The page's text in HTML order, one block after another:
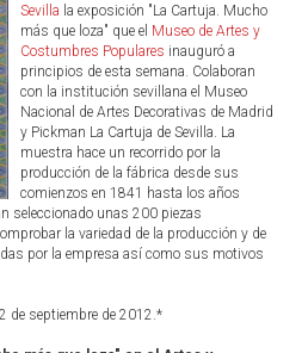
Sevilla la exposición "La Cartuja. Mucho
más que loza" que el Museo de Artes y
Costumbres Populares inauguró a
principios de esta semana. Colaboran
con la institución sevillana el Museo
Nacional de Artes Decorativas de Madrid
y Pickman La Cartuja de Sevilla. La
muestra hace un recorrido por la
producción de la fábrica desde sus
comienzos en 1841 hasta los años
seleccionado unas 200 piezas
la variedad de la producción y de
por la empresa así como sus motivos
de septiembre de 2012.*